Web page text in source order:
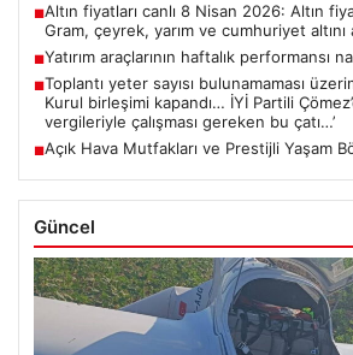
■Altın fiyatları canlı 8 Nisan 2026: Altın
Gram, çeyrek, yarım ve cumhuriyet altını
■Yatırım araçlarının haftalık performansı
■Toplantı yeter sayısı bulunamaması
Kurul birleşimi kapandı… İYİ Partili
vergileriyle çalışması gereken bu çatı…’
■Açık Hava Mutfakları ve Prestijli Yaşam
Güncel